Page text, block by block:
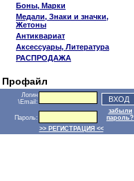
Боны, Марки
Медали, Знаки и значки,
Жетоны
Антиквариат
Аксессуары, Литература
РАСПРОДАЖА
Профайл
Логин
\Email:
Пароль:
забыли
пароль?
>> РЕГИСТРАЦИЯ <<